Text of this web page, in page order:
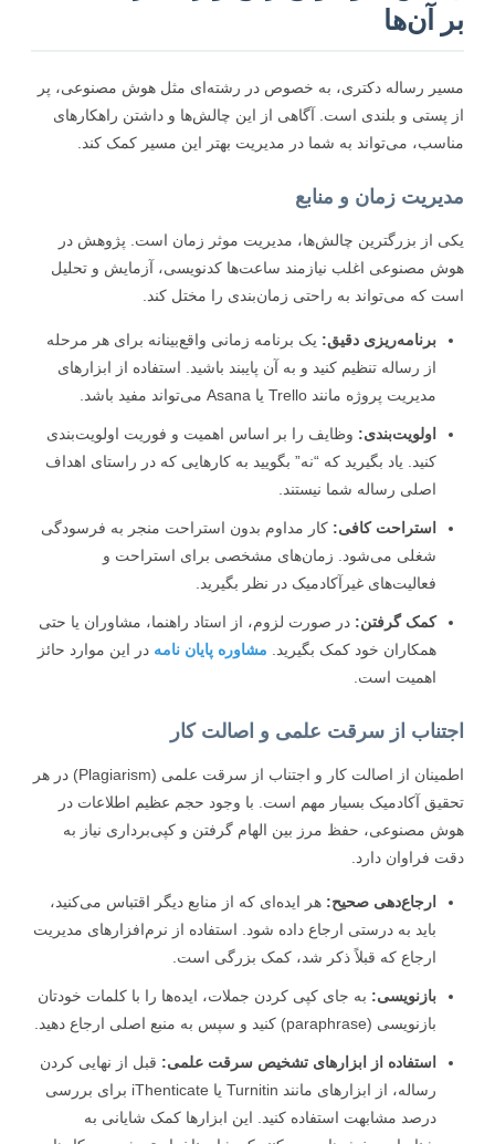
آن‌ها
رساله دکتری، به خصوص در رشته‌ای مثل هوش مصنوعی، پر
و بلندی است. آگاهی از این چالش‌ها و داشتن راهکارهای
می‌تواند به شما در مدیریت بهتر این مسیر کمک کند.
زمان و منابع
از بزرگترین چالش‌ها، مدیریت موثر زمان است. پژوهش در
مصنوعی اغلب نیازمند ساعت‌ها کدنویسی، آزمایش و تحلیل
که می‌تواند به راحتی زمان‌بندی را مختل کند.
برنامه‌ریزی دقیق:یک برنامه زمانی واقع‌بینانه برای هر مرحله
از رساله تنظیم کنید و به آن پایبند باشید. استفاده از ابزارهای
مدیریت پروژه مانند Trello یا Asana می‌تواند مفید باشد.
اولویت‌بندی:وظایف را بر اساس اهمیت و فوریت اولویت‌بندی
کنید. یاد بگیرید که “نه” بگویید به کارهایی که در راستای اهداف
اصلی رساله شما نیستند.
استراحت کافی:کار مداوم بدون استراحت منجر به فرسودگی
شغلی می‌شود. زمان‌های مشخصی برای استراحت و
فعالیت‌های غیرآکادمیک در نظر بگیرید.
کمک گرفتن: در صورت لزوم، از استاد راهنما، مشاوران یا حتی
همکاران خود کمک بگیرید. مشاوره پایان نامهدر این موارد حائز
اهمیت است.
از سرقت علمی و اصالت کار
اطمینان از اصالت کار و اجتناب از سرقت علمی (Plagiarism) در هر
آکادمیک بسیار مهم است. با وجود حجم عظیم اطلاعات در
مصنوعی، حفظ مرز بین الهام گرفتن و کپی‌برداری نیاز به
فراوان دارد.
ارجاع‌دهی صحیح: هر ایده‌ای که از منابع دیگر اقتباس می‌کنید،
باید به درستی ارجاع داده شود. استفاده از نرم‌افزارهای مدیریت
ارجاع که قبلاً ذکر شد، کمک بزرگی است.
بازنویسی: به جای کپی کردن جملات، ایده‌ها را با کلمات خودتان
بازنویسی (paraphrase) کنید و سپس به منبع اصلی ارجاع دهید.
استفاده از ابزارهای تشخیص سرقت علمی:قبل از نهایی کردن
رساله، از ابزارهای مانند Turnitin یا iThenticate برای بررسی
درصد مشابهت استفاده کنید. این ابزارها کمک شایانی به